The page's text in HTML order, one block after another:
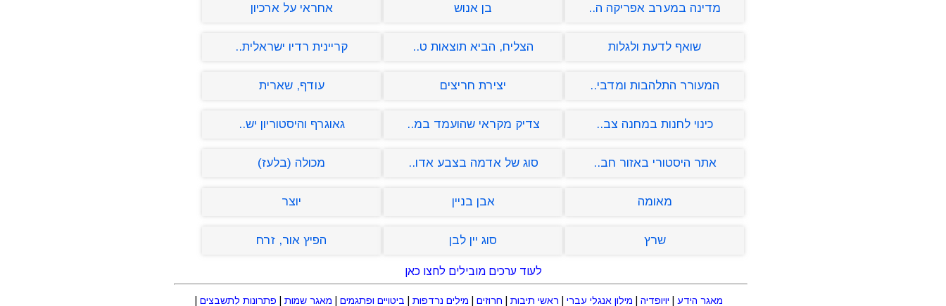
מדינה במערב אפריקה ה.. בן אנוש אחראי על ארכיון
שואף לדעת ולגלות הצליח, הביא תוצאות ט.. קריינית רדיו ישראלית..
המעורר התלהבות ומדבי.. יצירת חריצים עודף, שארית
כינוי לחנות במחנה צב.. צדיק מקראי שהועמד במ.. גאוגרף והיסטוריון יש..
אתר היסטורי באזור חב.. סוג של אדמה בצבע אדו.. מכולה (בלעז)
מאומה אבן בניין יוצר
שרץ סוג יין לבן הפיץ אור, זרח
לעוד ערכים מובילים לחצו כאן
מאגר הידע יויופדיה מילון אנגלי עברי ראשי תיבות חרוזים מילים נרדפות ביטויים ופתגמים מאגר שמות פתרונות לתשבצים